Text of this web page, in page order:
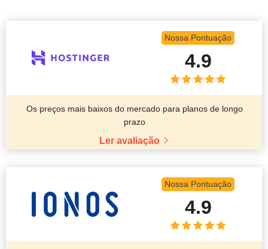
Nossa Pontuação
4.9
Os preços mais baixos do mercado para planos de longo
prazo
Ler avaliação
Nossa Pontuação
4.9